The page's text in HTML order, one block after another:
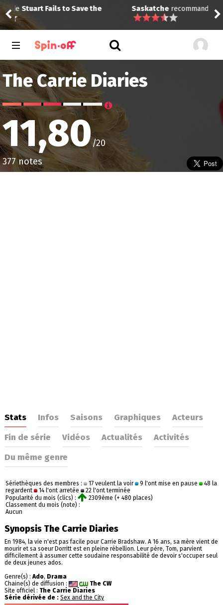
SaskatcherecommandeRaised by Wolves (2020)
The Carrie Diaries
11,80/20
377 notes
Stats Infos Saisons Graphiques
Acteurs
Fin de série
Vidéos Actualités
Activités
Du même genre
Sériethèques des membres : 17 veulent la voir 9 l'ont mise en pause
48 la
regardent
14 l'ont arretée
22 l'ont terminée
Popularité du mois (clics) :
2309ème (+ 480 places)
Classement du mois (note) :
Aucun
Synopsis The Carrie Diaries
En 1984, la vie n'est pas facile pour Carrie Bradshaw. A 16 ans, sa mère vient de
mourir et sa soeur Dorritt est en pleine rébellion. Leur père, Tom, parvient
difficilement à assumer cette soudaine responsabilité de devoir s'occuper seul
de deux jeunes ados.
Genre(s) :Ado, Drama
Chaine(s) de diffusion :
The CW
Site officiel : The Carrie Diaries
Série dérivée de : Sex and the City